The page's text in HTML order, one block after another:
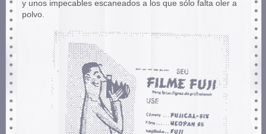
y unos impecables escaneados a los que sólo falta oler a
polvo.